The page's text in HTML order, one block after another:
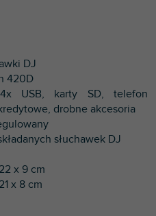
DJ
420D
USB, karty SD, telefon
drobne akcesoria
słuchawek DJ
x 9 cm
x 8 cm